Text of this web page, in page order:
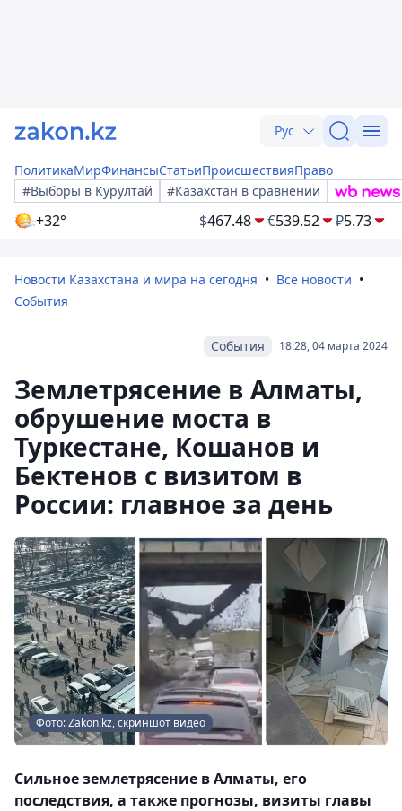
Рус
ПолитикаМирФинансыСтатьиПроисшествияПраво
#Выборы в Курултай
#Казахстан в сравнении
+32° $467.48 €539.52 ₽5.73
Новости Казахстана и мира на сегодня
Все новости
События
18:28, 04 марта 2024
События
Землетрясение в Алматы,
обрушение моста в
Туркестане, Кошанов и
Бектенов с визитом в
России: главное за день
Фото: Zakon.kz, скриншот видео
Сильное землетрясение в Алматы, его
последствия, а также прогнозы, визиты главы